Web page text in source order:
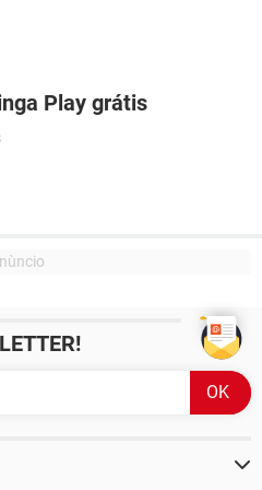
Play grátis